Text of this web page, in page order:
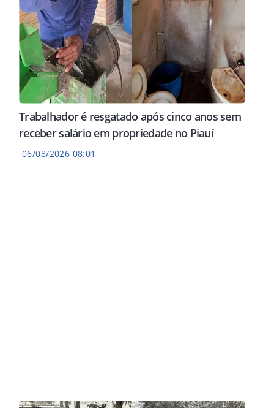
Trabalhador é resgatado após cinco anos sem
receber salário em propriedade no Piauí
06/08/2026 08:01